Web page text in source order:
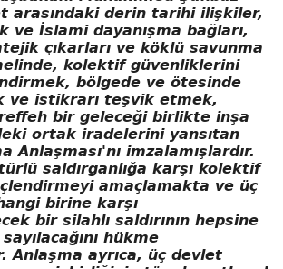
arasındaki derin tarihi ilişkiler,
ve İslami dayanışma bağları,
çıkarları ve köklü savunma
kolektif güvenliklerini
bölgede ve ötesinde
ve istikrarı teşvik etmek,
bir geleceği birlikte inşa
ortak iradelerini yansıtan
Anlaşması'nı imzalamışlardır.
saldırganlığa karşı kolektif
amaçlamakta ve üç
birine karşı
bir silahlı saldırının hepsine
hükme
Anlaşma ayrıca, üç devlet